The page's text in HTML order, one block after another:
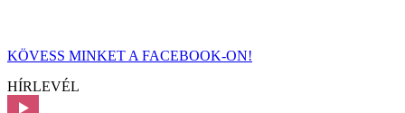
KÖVESS MINKET A FACEBOOK-ON!
HÍRLEVÉL